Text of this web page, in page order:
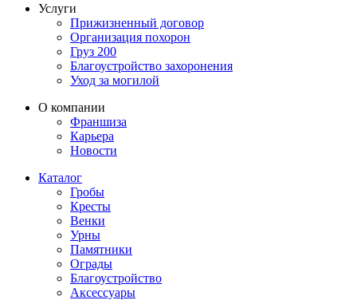
Услуги
Прижизненный договор
Организация похорон
Груз 200
Благоустройство захоронения
Уход за могилой
О компании
Франшиза
Карьера
Новости
Каталог
Гробы
Кресты
Венки
Урны
Памятники
Ограды
Благоустройство
Аксессуары